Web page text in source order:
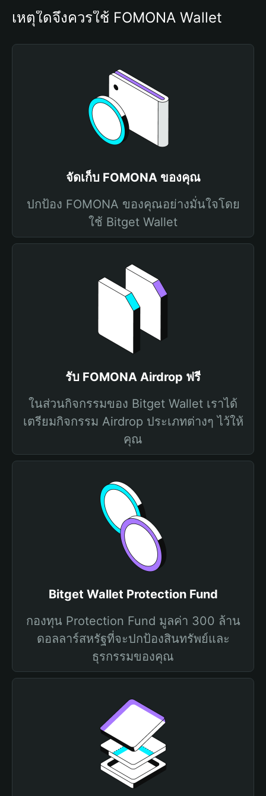
เหตุใดจึงควรใช้ FOMONA Wallet
จัดเก็บ FOMONA ของคุณ
ปกป้อง FOMONA ของคุณอย่างมั่นใจโดย
ใช้ Bitget Wallet
รับ FOMONA Airdrop ฟรี
ในส่วนกิจกรรมของ Bitget Wallet เราได้
เตรียมกิจกรรม Airdrop ประเภทต่างๆ ไว้ให้
คุณ
Bitget Wallet Protection Fund
กองทุน Protection Fund มูลค่า 300 ล้าน
ดอลลาร์สหรัฐที่จะปกป้องสินทรัพย์และ
ธุรกรรมของคุณ